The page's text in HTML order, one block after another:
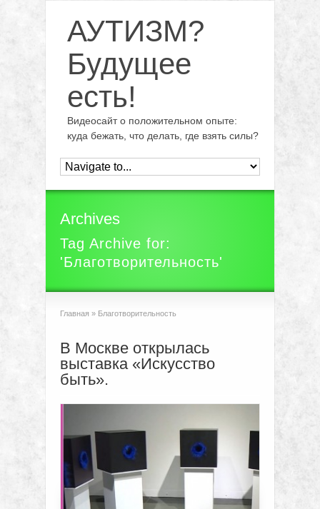
АУТИЗМ?
Будущее
есть!
Видеосайт о положительном опыте:
куда бежать, что делать, где взять силы?
Archives
Tag Archive for:
'Благотворительность'
Главная » Благотворительность
В Москве открылась
выставка «Искусство
быть».